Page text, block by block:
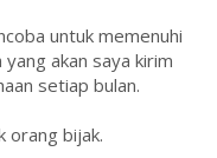
untuk memenuhi
akan saya kirim
setiap bulan.
orang bijak.